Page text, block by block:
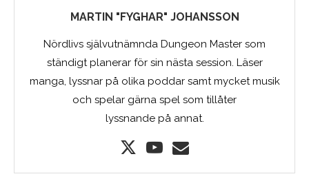
MARTIN "FYGHAR" JOHANSSON
Nördlivs självutnämnda Dungeon Master som
ständigt planerar för sin nästa session. Läser
manga, lyssnar på olika poddar samt mycket musik
och spelar gärna spel som tillåter
lyssnande på annat.